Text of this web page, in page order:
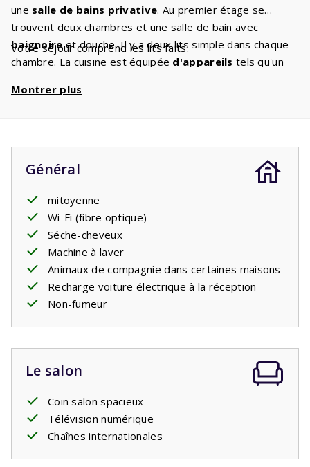
une salle de bains privative. Au premier étage se
trouvent deux chambres et une salle de bain avec
baignoireet douche. Il y a deux lits simple dans chaque
chambre. La cuisine est équipée d'appareils tels qu'un
de cuisson, une cafetière et un
assuré de passer une agréable soirée ensemble.
Votre séjour comprend les lits faits.
Montrer plus
Général
mitoyenne
Wi-Fi (fibre optique)
Séche-cheveux
Machine à laver
Animaux de compagnie dans certaines maisons
Recharge voiture électrique à la réception
Non-fumeur
Le salon
Coin salon spacieux
Télévision numérique
Chaînes internationales